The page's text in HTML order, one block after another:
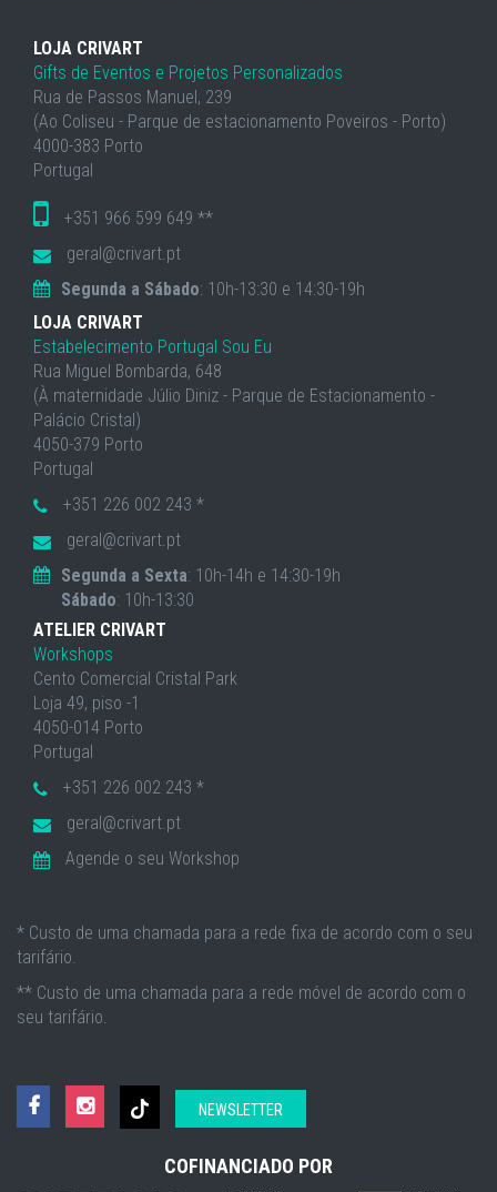
LOJA CRIVART
Gifts de Eventos e Projetos Personalizados
Rua de Passos Manuel, 239
(Ao Coliseu - Parque de estacionamento Poveiros - Porto)
4000-383 Porto
Portugal
+351 966 599 649 **
geral@crivart.pt
Segunda a Sábado: 10h-13:30 e 14:30-19h
LOJA CRIVART
Estabelecimento Portugal Sou Eu
Rua Miguel Bombarda, 648
(À maternidade Júlio Diniz - Parque de Estacionamento -
Palácio Cristal)
4050-379 Porto
Portugal
+351 226 002 243 *
geral@crivart.pt
Segunda a Sexta: 10h-14h e 14:30-19h
Sábado: 10h-13:30
ATELIER CRIVART
Workshops
Cento Comercial Cristal Park
Loja 49, piso -1
4050-014 Porto
Portugal
+351 226 002 243 *
geral@crivart.pt
Agende o seu Workshop
* Custo de uma chamada para a rede fixa de acordo com o seu
tarifário.
** Custo de uma chamada para a rede móvel de acordo com o
seu tarifário.
NEWSLETTER
COFINANCIADO POR